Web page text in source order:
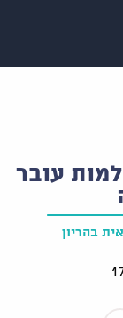
עובר
בהריון